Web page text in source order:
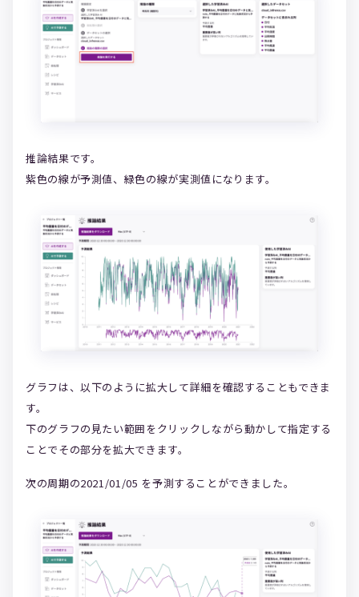
推論結果です。
紫色の線が予測値、緑色の線が実測値になります。
グラフは、以下のように拡大して詳細を確認することもできま
す。
下のグラフの見たい範囲をクリックしながら動かして指定する
ことでその部分を拡大できます。
次の周期の2021/01/05 を予測することができました。